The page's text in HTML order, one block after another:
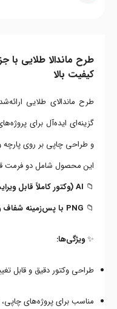
کیفیت بالا
طرح ماندالای طلایی
گزینه‌ای ایده‌آل برای
و طراحی چاپی بر روی
این محصول شامل دو فرمت
📁 AI (وکتور کاملاً قابل ویرایش)
📁 PNG با پس‌زمینه شفاف و کیفیت بالا
✨ویژگی‌ها:
طراحی وکتور دقیق و قابل
مناسب برای پروژه‌های چاپی،